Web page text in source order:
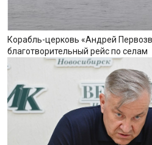
Корабль-церковь «Андрей
благотворительный рейс по селам